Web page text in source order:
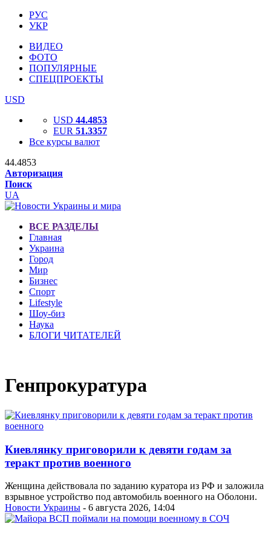
РУС
УКР
ВИДЕО
ФОТО
ПОПУЛЯРНЫЕ
СПЕЦПРОЕКТЫ
USD
USD 44.4853
EUR 51.3357
Все курсы валют
44.4853
Авторизация
Поиск
UA
ВСЕ РАЗДЕЛЫ
Главная
Украина
Город
Мир
Бизнес
Спорт
Lifestyle
Шоу-биз
Наука
БЛОГИ ЧИТАТЕЛЕЙ
Генпрокуратура
Киевлянку приговорили к девяти годам за
теракт против военного
Женщина действовала по заданию куратора из РФ и заложила
взрывное устройство под автомобиль военного на Оболони.
Новости Украины - 6 августа 2026, 14:04